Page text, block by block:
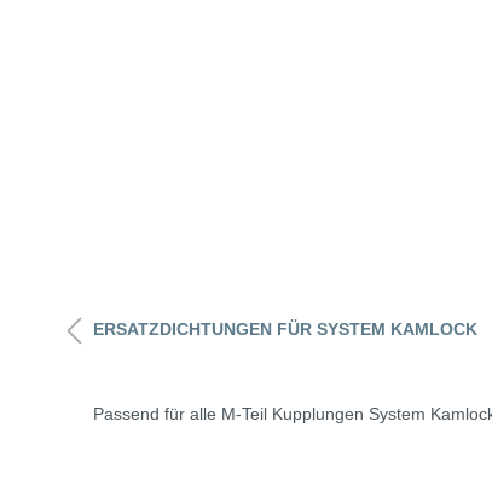
ERSATZDICHTUNGEN FÜR SYSTEM KAMLOCK
Passend für alle M-Teil Kupplungen System